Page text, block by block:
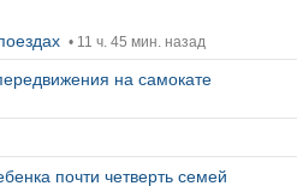
• 11 ч. 45 мин. назад
на самокате
почти четверть семей